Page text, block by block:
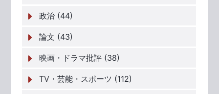
政治 (44)
論文 (43)
映画・ドラマ批評 (38)
TV・芸能・スポーツ (112)